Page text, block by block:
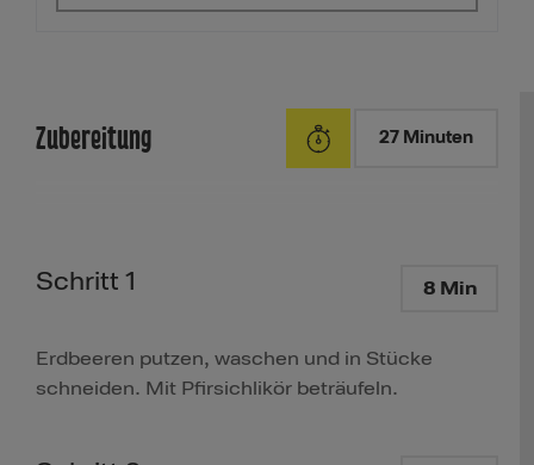
Zubereitung 27 Minuten
Schritt 1 8 Min
Erdbeeren putzen, waschen und in Stücke
schneiden. Mit Pfirsichlikör beträufeln.